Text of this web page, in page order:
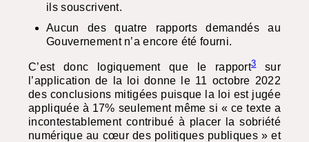
ils souscrivent.
Aucun des quatre rapports demandés au
Gouvernement n’a encore été fourni.
C’est donc logiquement que le rapport3sur
l’application de la loi donne le 11 octobre 2022
des conclusions mitigées puisque la loi est jugée
appliquée à 17% seulement même si « ce texte a
incontestablement contribué à placer la sobriété
numérique au cœur des politiques publiques » et